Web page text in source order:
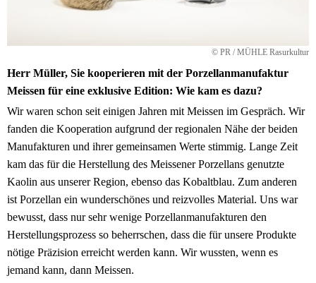
© PR / MÜHLE Rasurkultur
Herr Müller, Sie kooperieren mit der Porzellanmanufaktur
Meissen für eine exklusive Edition: Wie kam es dazu?
Wir waren schon seit einigen Jahren mit Meissen im Gespräch. Wir
fanden die Kooperation aufgrund der regionalen Nähe der beiden
Manufakturen und ihrer gemeinsamen Werte stimmig. Lange Zeit
kam das für die Herstellung des Meissener Porzellans genutzte
Kaolin aus unserer Region, ebenso das Kobaltblau. Zum anderen
ist Porzellan ein wunderschönes und reizvolles Material. Uns war
bewusst, dass nur sehr wenige Porzellanmanufakturen den
Herstellungsprozess so beherrschen, dass die für unsere Produkte
nötige Präzision erreicht werden kann. Wir wussten, wenn es
jemand kann, dann Meissen.